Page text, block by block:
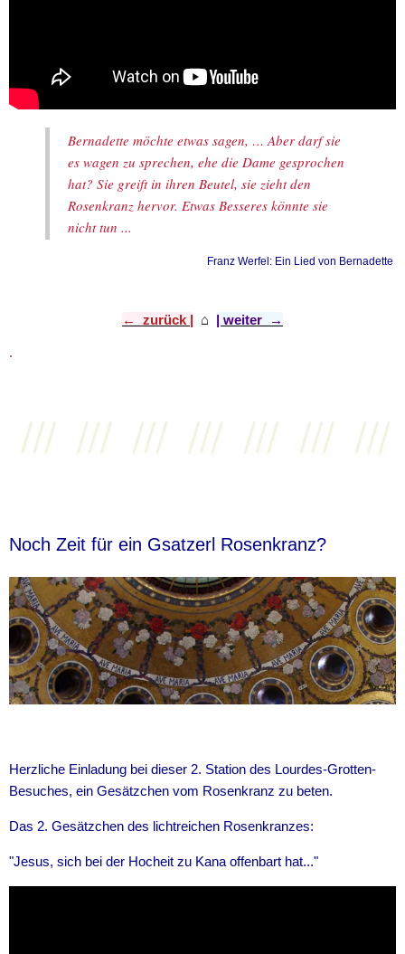
Bernadette möchte etwas sagen, … Aber darf sie
es wagen zu sprechen, ehe die Dame gesprochen
hat? Sie greift in ihren Beutel, sie zieht den
Rosenkranz hervor. Etwas Besseres könnte sie
nicht tun ...
Franz Werfel: Ein Lied von Bernadette
← zurück | ⌂ | weiter →
.
Noch Zeit für ein Gsatzerl Rosenkranz?
Herzliche Einladung bei dieser 2. Station des Lourdes-Grotten-
Besuches, ein Gesätzchen vom Rosenkranz zu beten.
Das 2. Gesätzchen des lichtreichen Rosenkranzes:
"Jesus, sich bei der Hocheit zu Kana offenbart hat..."